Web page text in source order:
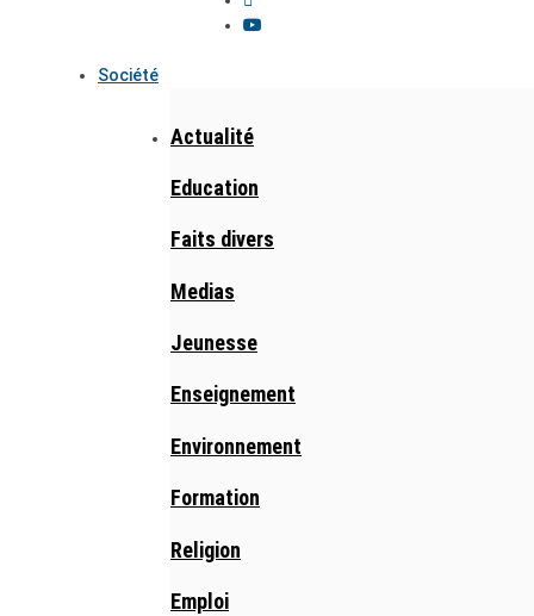
Société
Actualité
Education
Faits divers
Medias
Jeunesse
Enseignement
Environnement
Formation
Religion
Emploi